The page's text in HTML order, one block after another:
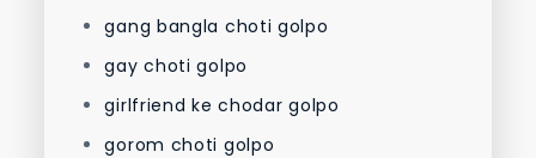
gang bangla choti golpo
gay choti golpo
girlfriend ke chodar golpo
gorom choti golpo